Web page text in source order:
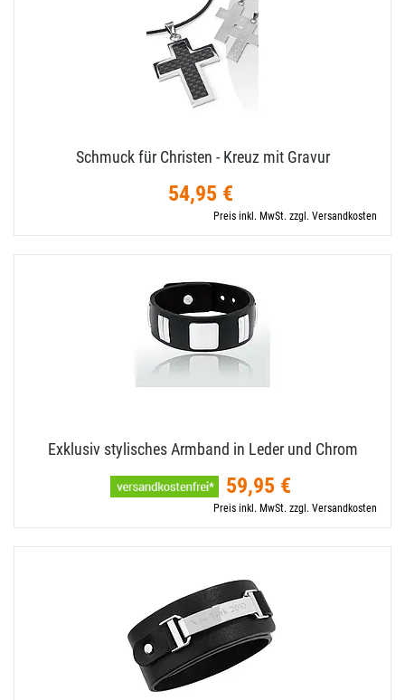
Schmuck für Christen - Kreuz mit Gravur
54,95 €
Preis inkl. MwSt. zzgl. Versandkosten
Exklusiv stylisches Armband in Leder und Chrom
59,95 €
Preis inkl. MwSt. zzgl. Versandkosten